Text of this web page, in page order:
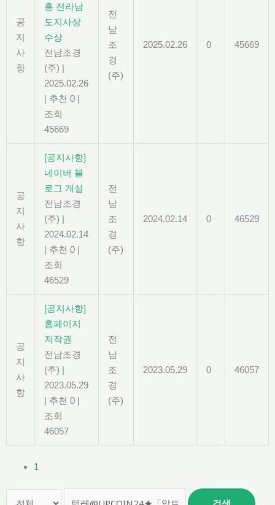
공
지
사
항
홍 전라남
도지사상
수상
전남조경
(주) |
2025.02.26
| 추천 0 |
조회
45669
전
남
조
경
(주)
2025.02.26 0 45669
공
지
사
항
[공지사항]
네이버 블
로그 개설
전남조경
(주) |
2024.02.14
| 추천 0 |
조회
46529
전
남
조
경
(주)
2024.02.14 0 46529
공
지
사
항
[공지사항]
홈페이지
저작권
전남조경
(주) |
2023.05.29
| 추천 0 |
조회
46057
전
남
조
경
(주)
2023.05.29 0 46057
1